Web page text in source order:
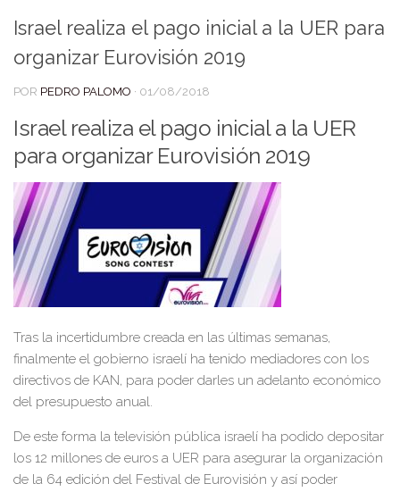
Israel realiza el pago inicial a la UER para
organizar Eurovisión 2019
POR PEDRO PALOMO · 01/08/2018
Israel realiza el pago inicial a la UER
para organizar Eurovisión 2019
Tras la incertidumbre creada en las últimas semanas,
finalmente el gobierno israelí ha tenido mediadores con los
directivos de KAN, para poder darles un adelanto económico
del presupuesto anual.
De este forma la televisión pública israelí ha podido depositar
los 12 millones de euros a UER para asegurar la organización
de la 64 edición del Festival de Eurovisión y así poder